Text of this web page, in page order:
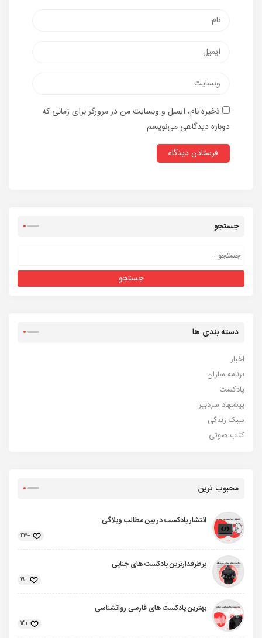
ذخیره نام، ایمیل و وبسایت من در مرورگر برای زمانی که
دوباره دیدگاهی می‌نویسم.
جستجو
دسته بندی ها
اخبار
برنامه سازان
پادکست
پیشنهاد سردبیر
سبک زندگی
کتاب صوتی
محبوب ترین
انتشار پادکست در بین مطالب وبلاگی
+217
پرطرفدارترین پادکست های جنایی
+19
بهترین پادکست های فارسی روانشناسی
+13